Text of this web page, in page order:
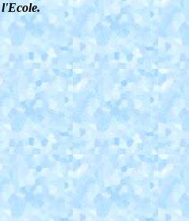
l'Ecole.